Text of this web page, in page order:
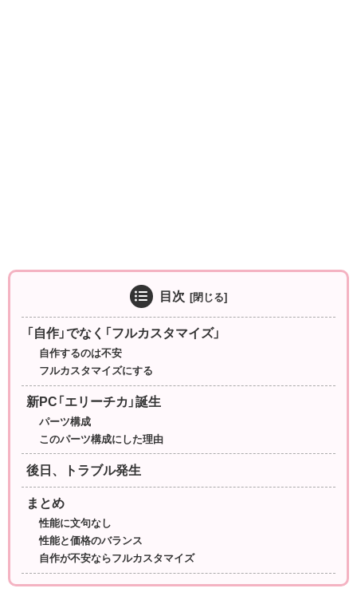
目次
「自作」でなく「フルカスタマイズ」
自作するのは不安
フルカスタマイズにする
新PC「エリーチカ」誕生
パーツ構成
このパーツ構成にした理由
後日、トラブル発生
まとめ
性能に文句なし
性能と価格のバランス
自作が不安ならフルカスタマイズ